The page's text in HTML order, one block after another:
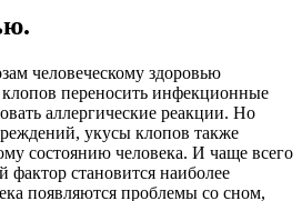
человеческому здоровью
переносить инфекционные
аллергические реакции. Но
укусы клопов также
состоянию человека. И чаще всего
фактор становится наиболее
появляются проблемы со сном,